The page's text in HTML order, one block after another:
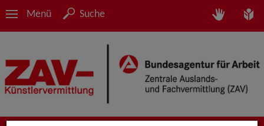
Menü Suche